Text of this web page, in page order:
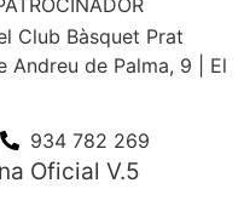
Andreu de Palma, 9 | El
934 782 269
Oficial V.5